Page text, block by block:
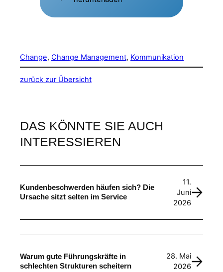
Change, Change Management, Kommunikation
zurück zur Übersicht
DAS KÖNNTE SIE AUCH
INTERESSIEREN
Kundenbeschwerden häufen sich? Die
Ursache sitzt selten im Service
11.
Juni
2026
Warum gute Führungskräfte in
schlechten Strukturen scheitern
28. Mai
2026